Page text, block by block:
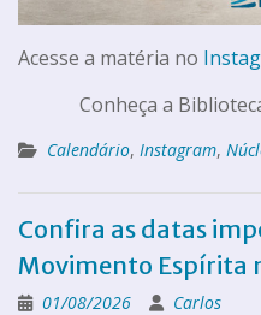
Acesse a matéria no
Conheça a
Calendário, Instagram,
Confira as datas
Movimento Espírita
01/08/2026 Carlos